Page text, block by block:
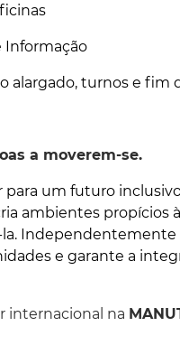
Informação
alargado, turnos e fim
a moverem-se.
um futuro
ambientes propícios
Independentemente
e garante a
internacional na